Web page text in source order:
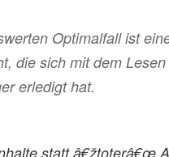
Optimalfall ist
die sich mit dem
erledigt hat.
statt â€žtoterâ€œ